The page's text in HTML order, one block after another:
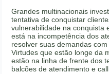
Grandes multinacionais
tentativa de conquistar
vulnerabilidade na conquista
está na incompetência dos
resolver suas demandas
Virtudes que estão longe da
estão na linha de frente dos
balcões de atendimento e